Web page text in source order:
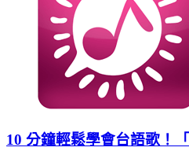
10 分鐘輕鬆學會台語歌！